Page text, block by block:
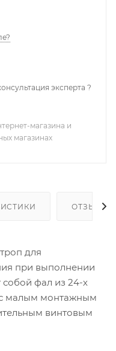
эксперта ?
магазина и
магазинах
ОТЗЫВЫ
для
при выполнении
собой фал из 24-х
малым монтажным
винтовым